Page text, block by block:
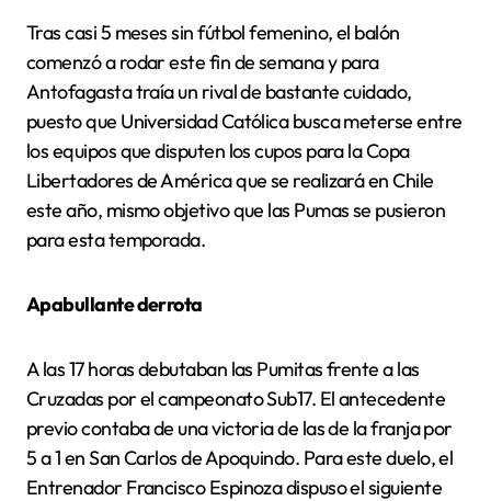
Tras casi 5 meses sin fútbol femenino, el balón
comenzó a rodar este fin de semana y para
Antofagasta traía un rival de bastante cuidado,
puesto que Universidad Católica busca meterse entre
los equipos que disputen los cupos para la Copa
Libertadores de América que se realizará en Chile
este año, mismo objetivo que las Pumas se pusieron
para esta temporada.
Apabullante derrota
A las 17 horas debutaban las Pumitas frente a las
Cruzadas por el campeonato Sub17. El antecedente
previo contaba de una victoria de las de la franja por
5 a 1 en San Carlos de Apoquindo. Para este duelo, el
Entrenador Francisco Espinoza dispuso el siguiente